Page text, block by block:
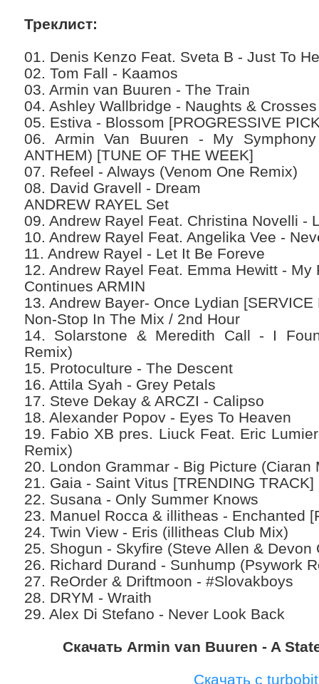
Треклист:
01. Denis Kenzo Feat. Sveta B - Just To
02. Tom Fall - Kaamos
03. Armin van Buuren - The Train
04. Ashley Wallbridge - Naughts & Crosses
05. Estiva - Blossom [PROGRESSIVE
06. Armin Van Buuren - My
ANTHEM) [TUNE OF THE WEEK]
07. Refeel - Always (Venom One Remix)
08. David Gravell - Dream
ANDREW RAYEL Set
09. Andrew Rayel Feat. Christina Novelli -
10. Andrew Rayel Feat. Angelika Vee -
11. Andrew Rayel - Let It Be Foreve
12. Andrew Rayel Feat. Emma Hewitt - My
Continues ARMIN
13. Andrew Bayer- Once Lydian [SERVICE
Non-Stop In The Mix / 2nd Hour
14. Solarstone & Meredith Call - I
Remix)
15. Protoculture - The Descent
16. Attila Syah - Grey Petals
17. Steve Dekay & ARCZI - Calipso
18. Alexander Popov - Eyes To Heaven
19. Fabio XB pres. Liuck Feat. Eric
Remix)
20. London Grammar - Big Picture (Ciaran
21. Gaia - Saint Vitus [TRENDING TRACK]
22. Susana - Only Summer Knows
23. Manuel Rocca & illitheas - Enchanted
24. Twin View - Eris (illitheas Club Mix)
25. Shogun - Skyfire (Steve Allen & Devon
26. Richard Durand - Sunhump (Psywork
27. ReOrder & Driftmoon - #Slovakboys
28. DRYM - Wraith
29. Alex Di Stefano - Never Look Back
Скачать Armin van Buuren - A
Скачать с